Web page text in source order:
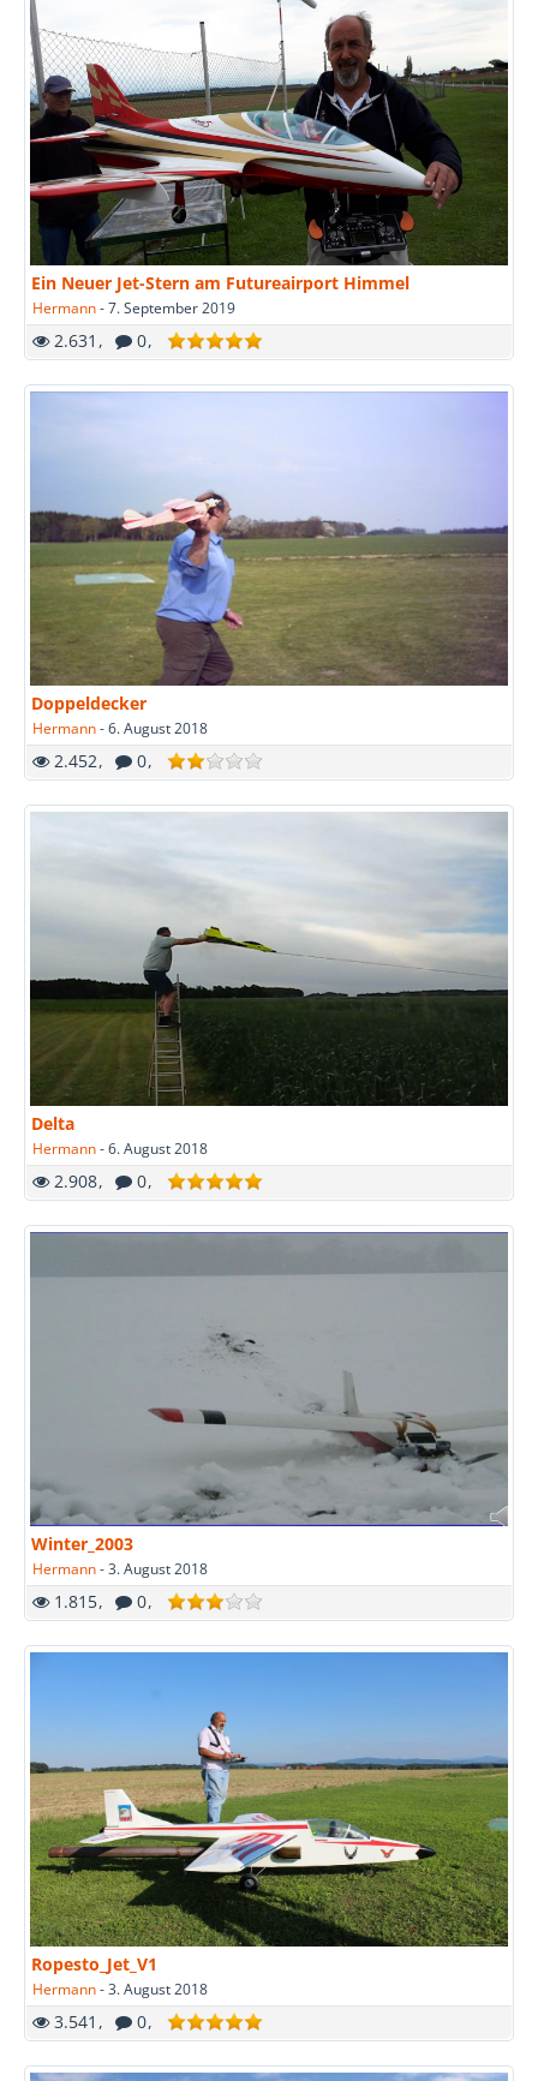
Ein Neuer Jet-Stern am Futureairport Himmel
Hermann-7. September 2019
2.631 0
Doppeldecker
Hermann-6. August 2018
2.452 0
Delta
Hermann-6. August 2018
2.908 0
Winter_2003
Hermann-3. August 2018
1.815 0
Ropesto_Jet_V1
Hermann-3. August 2018
3.541 0